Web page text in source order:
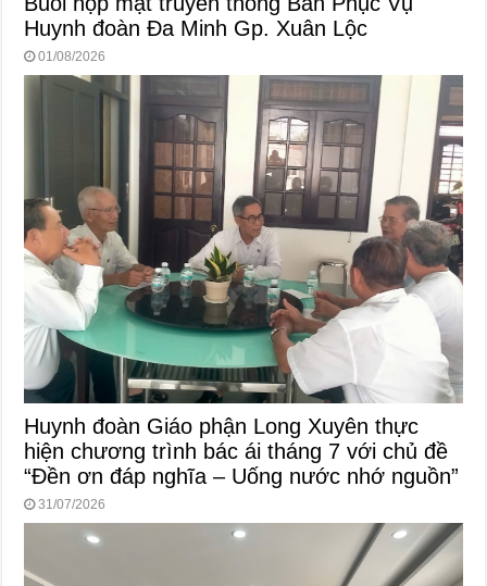
Huynh đoàn Đa Minh Gp. Xuân Lộc
01/08/2026
Huynh đoàn Giáo phận Long Xuyên thực
hiện chương trình bác ái tháng 7 với chủ đề
“Đền ơn đáp nghĩa – Uống nước nhớ nguồn”
31/07/2026